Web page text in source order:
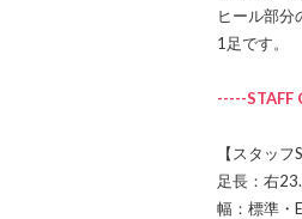
ヒール部分
1足です。
-----STAFF
【スタッフS
足長：右
幅：標準・E